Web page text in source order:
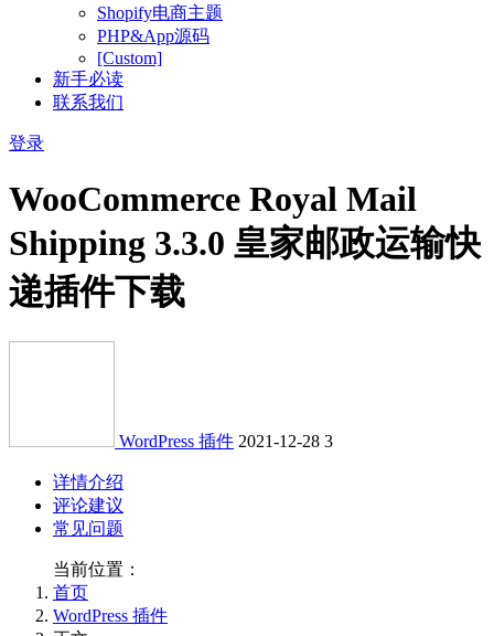
Shopify电商主题
PHP&App源码
[Custom]
新手必读
联系我们
登录
WooCommerce Royal Mail
Shipping 3.3.0 皇家邮政运输快
递插件下载
WordPress 插件 2021-12-28 3
详情介绍
评论建议
常见问题
当前位置：
首页
WordPress 插件